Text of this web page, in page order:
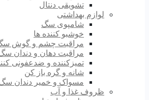
تشویقی دنتال
لوازم بهداشتی
شامپوی سگ
خوشبو کننده ها
مراقبت چشم و گوش
مراقبت دهان و دندان
تمیزکننده و ضدعفونی
شانه و گره باز کن
مسواک و خمیر دندان
ظروف غذا و آب